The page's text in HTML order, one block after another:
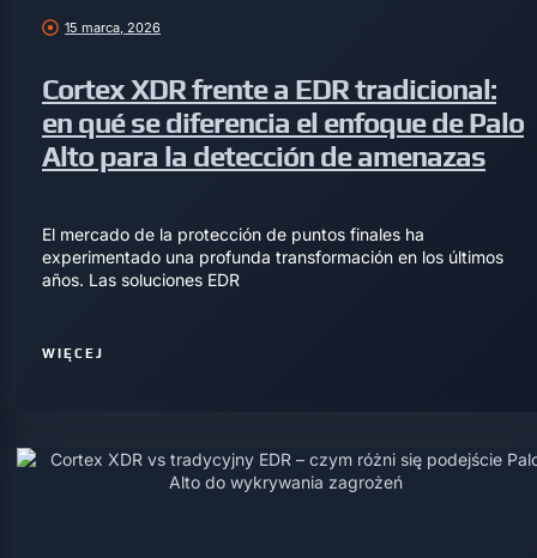
15 marca, 2026
Cortex XDR frente a EDR tradicional:
en qué se diferencia el enfoque de Palo
Alto para la detección de amenazas
El mercado de la protección de puntos finales ha
experimentado una profunda transformación en los últimos
años. Las soluciones EDR
WIĘCEJ